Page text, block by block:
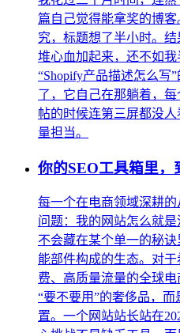
篇自己觉得能拿奖的博
究，标题想了半小时。
堆心血加起来，还不如
“Shopify产品描述怎么写
了，它自己在那躺着，
帖的时候连第三屏都没
量担当。
你的SEO工具箱里，
每一个在电商领域深耕
问题：我的网站怎么就
不会藏在某个单一的秘
能部件构成的生态。对
费、高质量流量的全球
“要不要用”的奢侈品，
置。一个网站站长站在